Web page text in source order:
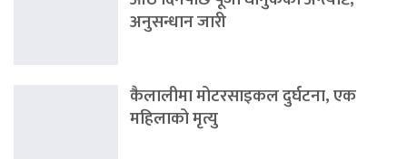
अनुसन्धान जारी
कैलालीमा मोटरसाइकल दुर्घटना, एक
महिलाको मृत्यु